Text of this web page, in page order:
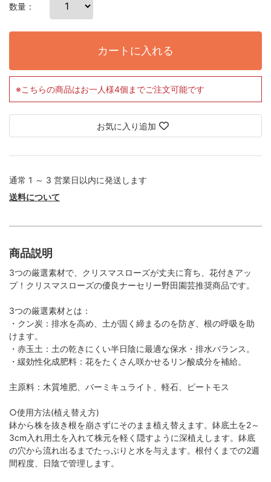
数量：
カートに入れる
※こちらの商品はお一人様4個までご注文可能です
お気に入り追加
通常 1 ～ 3 営業日以内に発送します
送料について
商品説明
3つの厳選素材で、クリスマスローズが丈夫に育ち、花付きアッ
プ！クリスマスローズの優良ナーセリー野田園芸推奨商品です。
3つの厳選素材とは：
・クン炭：排水を高め、土が固く締まるのを防ぎ、根の呼吸を助
けます。
・赤玉土：土の乾きにくい半日陰に最適な保水・排水バランス。
・緩効性化成肥料：花をたくさん咲かせるリン酸成分を補給。
主原料：木質堆肥、バーミキュライト、軽石、ピートモス
○使用方法(植え替え方)
鉢から株を抜き根を崩さずにそのまま植え替えます。鉢底土を2～
3cm入れ用土を入れて株元を軽く隠すように深植えします。鉢底
の穴から流れ出るまでたっぷりと水を与えます。根付くまでの2週
間程度、日陰で管理します。